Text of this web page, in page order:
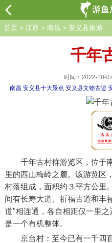
首页 > 江西 > 南昌 > 安义县旅游
千年
时间：2022-10-
南昌 安义县十大景点 安义县文物古迹
千年古村群游览区，位于
里的西山梅岭之麓。该游览区
村落组成，面积约３平方公里
间有长寿大道、祈福古道和丰
道"相连通，各自相距仅一里
是一个有机整体。
京台村：至今已有一千四